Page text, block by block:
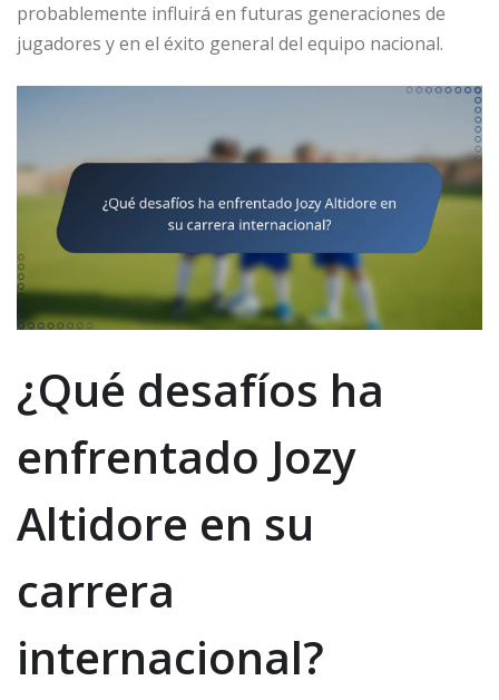
probablemente influirá en futuras generaciones de
jugadores y en el éxito general del equipo nacional.
¿Qué desafíos ha
enfrentado Jozy
Altidore en su
carrera
internacional?